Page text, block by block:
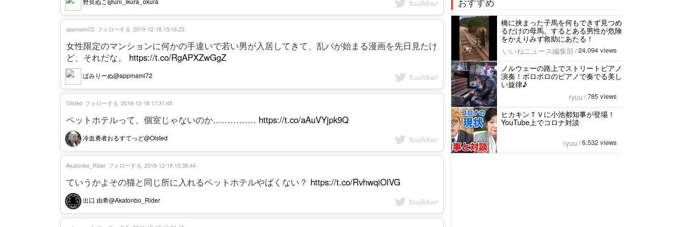
女性限定のマンションに何かの手違いで若い男が入居してきて、乱パが始まる漫画を先日見たけ
ど、それだな。 https://t.co/RgAPXZwGgZ
ぱみりーぬ@appmami72
appmami72 フォローする 2019-12-18 15:16:23
ペットホテルって、個室じゃないのか…………… https://t.co/aAuVYjpk9Q
冷血勇者おるすてっど@Olsted
Olsted フォローする 2019-12-18 17:31:45
ていうかよその猫と同じ所に入れるペットホテルやばくない？ https://t.co/RvhwqiOlVG
出口 由希@Akatonbo_Rider
Akatonbo_Rider フォローする 2019-12-18 15:38:44
橋に挟まった子馬を何もできず見つめ
るだけの母馬。するとある男性が危険
をかえりみず救助にあたる！
いいねニュース編集部 / 24,094 views
ノルウェーの路上でストリートビアノ
演奏！ボロボロのビアノで奏でる美し
い旋律♪
ryuu / 785 views
ヒカキンＴＶに小池都知事が登場！
YouTube上でコロナ対談
ryuu / 6,532 views